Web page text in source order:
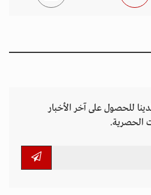
للحصول على آخر الأخبار
الحصرية.